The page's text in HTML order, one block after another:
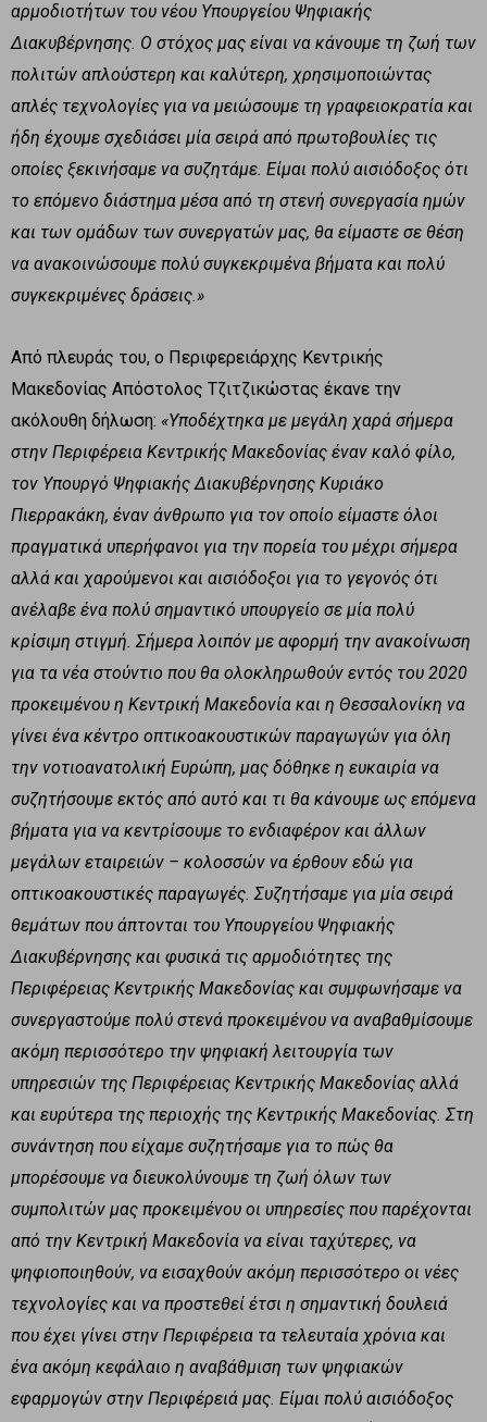
αρμοδιοτήτων του νέου Υπουργείου Ψηφιακής
Διακυβέρνησης. Ο στόχος μας είναι να κάνουμε τη ζωή των
πολιτών απλούστερη και καλύτερη, χρησιμοποιώντας
απλές τεχνολογίες για να μειώσουμε τη γραφειοκρατία και
ήδη έχουμε σχεδιάσει μία σειρά από πρωτοβουλίες τις
οποίες ξεκινήσαμε να συζητάμε. Είμαι πολύ αισιόδοξος ότι
το επόμενο διάστημα μέσα από τη στενή συνεργασία ημών
και των ομάδων των συνεργατών μας, θα είμαστε σε θέση
να ανακοινώσουμε πολύ συγκεκριμένα βήματα και πολύ
συγκεκριμένες δράσεις.»
Από πλευράς του, ο Περιφερειάρχης Κεντρικής
Μακεδονίας Απόστολος Τζιτζικώστας έκανε την
ακόλουθη δήλωση: «Υποδέχτηκα με μεγάλη χαρά σήμερα
στην Περιφέρεια Κεντρικής Μακεδονίας έναν καλό φίλο,
τον Υπουργό Ψηφιακής Διακυβέρνησης Κυριάκο
Πιερρακάκη, έναν άνθρωπο για τον οποίο είμαστε όλοι
πραγματικά υπερήφανοι για την πορεία του μέχρι σήμερα
αλλά και χαρούμενοι και αισιόδοξοι για το γεγονός ότι
ανέλαβε ένα πολύ σημαντικό υπουργείο σε μία πολύ
κρίσιμη στιγμή. Σήμερα λοιπόν με αφορμή την ανακοίνωση
για τα νέα στούντιο που θα ολοκληρωθούν εντός του 2020
προκειμένου η Κεντρική Μακεδονία και η Θεσσαλονίκη να
γίνει ένα κέντρο οπτικοακουστικών παραγωγών για όλη
την νοτιοανατολική Ευρώπη, μας δόθηκε η ευκαιρία να
συζητήσουμε εκτός από αυτό και τι θα κάνουμε ως επόμενα
βήματα για να κεντρίσουμε το ενδιαφέρον και άλλων
μεγάλων εταιρειών – κολοσσών να έρθουν εδώ για
οπτικοακουστικές παραγωγές. Συζητήσαμε για μία σειρά
θεμάτων που άπτονται του Υπουργείου Ψηφιακής
Διακυβέρνησης και φυσικά τις αρμοδιότητες της
Περιφέρειας Κεντρικής Μακεδονίας και συμφωνήσαμε να
συνεργαστούμε πολύ στενά προκειμένου να αναβαθμίσουμε
ακόμη περισσότερο την ψηφιακή λειτουργία των
υπηρεσιών της Περιφέρειας Κεντρικής Μακεδονίας αλλά
και ευρύτερα της περιοχής της Κεντρικής Μακεδονίας. Στη
συνάντηση που είχαμε συζητήσαμε για το πώς θα
μπορέσουμε να διευκολύνουμε τη ζωή όλων των
συμπολιτών μας προκειμένου οι υπηρεσίες που παρέχονται
από την Κεντρική Μακεδονία να είναι ταχύτερες, να
ψηφιοποιηθούν, να εισαχθούν ακόμη περισσότερο οι νέες
τεχνολογίες και να προστεθεί έτσι η σημαντική δουλειά
που έχει γίνει στην Περιφέρεια τα τελευταία χρόνια και
ένα ακόμη κεφάλαιο η αναβάθμιση των ψηφιακών
εφαρμογών στην Περιφέρειά μας. Είμαι πολύ αισιόδοξος